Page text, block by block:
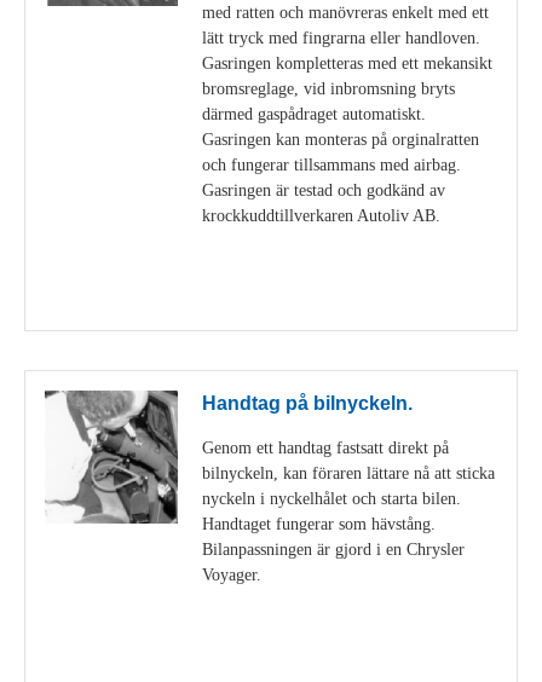
med ratten och manövreras enkelt med ett
lätt tryck med fingrarna eller handloven.
Gasringen kompletteras med ett mekansikt
bromsreglage, vid inbromsning bryts
därmed gaspådraget automatiskt.
Gasringen kan monteras på orginalratten
och fungerar tillsammans med airbag.
Gasringen är testad och godkänd av
krockkuddtillverkaren Autoliv AB.
Handtag på bilnyckeln.
Genom ett handtag fastsatt direkt på
bilnyckeln, kan föraren lättare nå att sticka
nyckeln i nyckelhålet och starta bilen.
Handtaget fungerar som hävstång.
Bilanpassningen är gjord i en Chrysler
Voyager.